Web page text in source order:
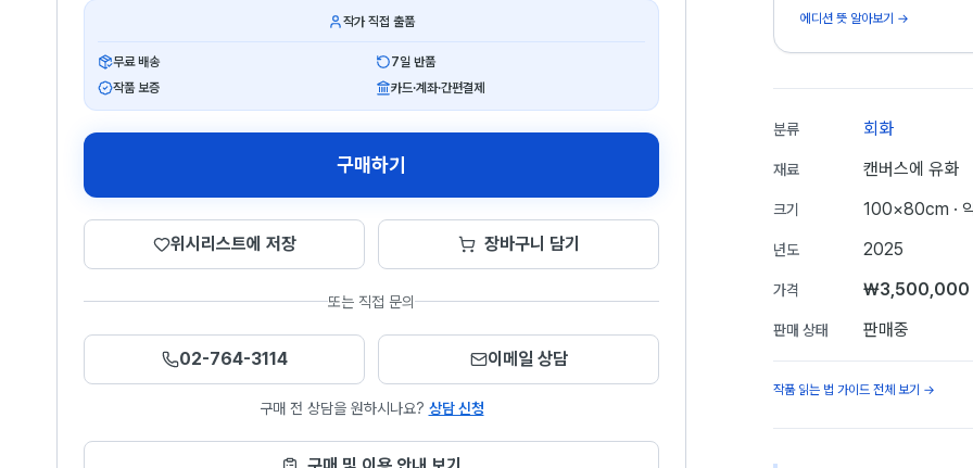
작가 직접 출품
무료 배송
7일 반품
작품 보증
카드·계좌·간편결제
구매하기
위시리스트에 저장 장바구니 담기
또는 직접 문의
02-764-3114 이메일 상담
구매 전 상담을 원하시나요? 상담 신청
에디션 뜻 알아보기 →
분류 회화
재료 캔버스에 유화
크기 100×80cm ·
년도 2025
가격 ₩3,500,000
판매 상태 판매중
작품 읽는 법 가이드 전체 보기 →